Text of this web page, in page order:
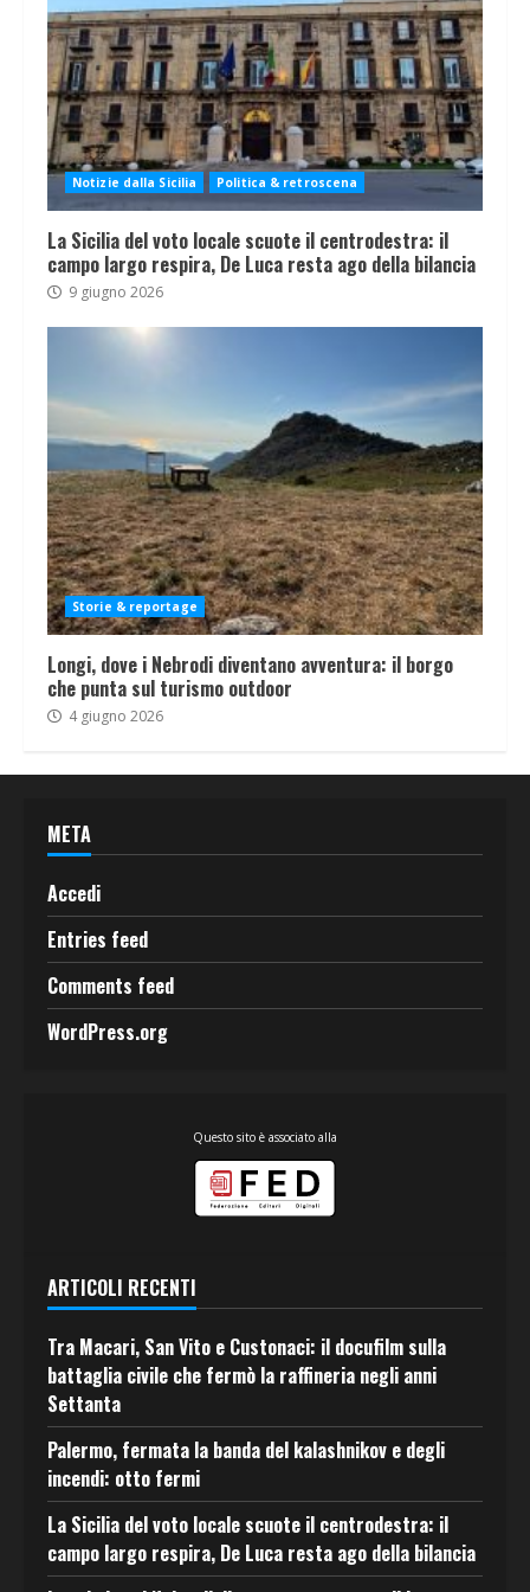
Notizie dalla Sicilia Politica & retroscena
La Sicilia del voto locale scuote il centrodestra: il
campo largo respira, De Luca resta ago della bilancia
9 giugno 2026
Storie & reportage
Longi, dove i Nebrodi diventano avventura: il borgo
che punta sul turismo outdoor
4 giugno 2026
META
Accedi
Entries feed
Comments feed
WordPress.org
Questo sito è associato alla
ARTICOLI RECENTI
Tra Macari, San Vito e Custonaci: il docufilm sulla
battaglia civile che fermò la raffineria negli anni
Settanta
Palermo, fermata la banda del kalashnikov e degli
incendi: otto fermi
La Sicilia del voto locale scuote il centrodestra: il
campo largo respira, De Luca resta ago della bilancia